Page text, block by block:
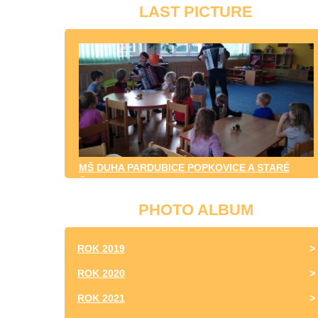
LAST PICTURE
MŠ DUHA PARDUBICE POPKOVICE A STARÉ
ČIVICE
PHOTO ALBUM
ROK 2019
ROK 2020
ROK 2021